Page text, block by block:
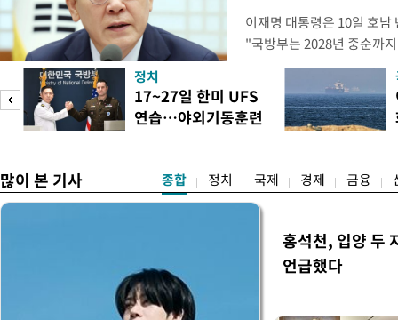
이재명 대통령은 10일 호
"국방부는 2028년 중순까
으로 임시 배치해서 광주
조기에 활용될 수 있도록
대통령은 이날 오후 청와대
차 민관합동 점검회의'에서
정치
17~27일 한미 UFS
연습…야외기동훈련
많이 본 기사 종합 정치 국제 경제 금융
홍석천, 입양 두
언급했다